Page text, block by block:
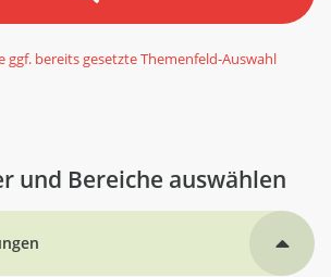
ggf. bereits gesetzte Themenfeld-Auswahl
und Bereiche auswählen